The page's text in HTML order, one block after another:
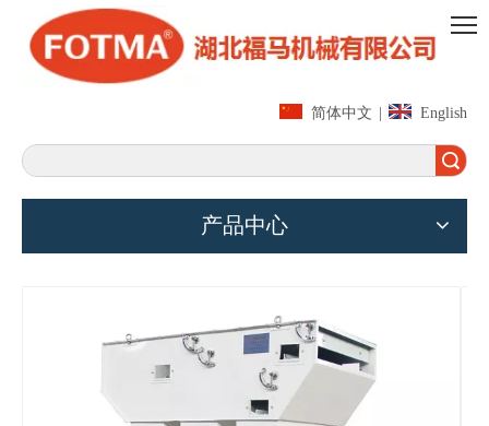
简体中文 English
产品中心